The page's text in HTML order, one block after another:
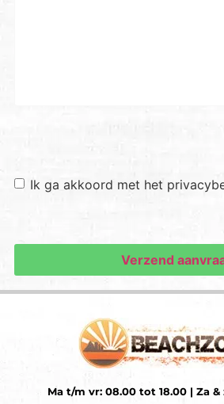
Toestemming*
Ik ga akkoord met het
Ma t/m vr: 08.00 tot 18.00 | Za &